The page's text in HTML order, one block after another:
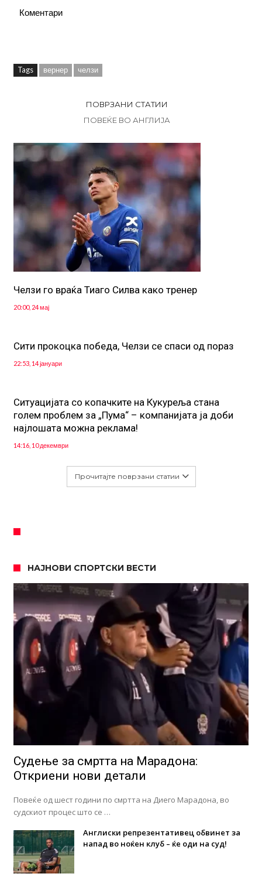
Коментари
Tags вернер челзи
ПОВРЗАНИ СТАТИИ
ПОВЕЌЕ ВО АНГЛИЈА
Челзи го враќа Тиаго Силва како тренер
20:00, 24 мај
Сити прокоцка победа, Челзи се спаси од пораз
22:53, 14 јануари
Ситуацијата со копачките на Кукуреља стана
голем проблем за „Пума“ – компанијата ја доби
најлошата можна реклама!
14:16, 10 декември
Прочитајте поврзани статии
НАЈНОВИ СПОРТСКИ ВЕСТИ
Судење за смртта на Марадона:
Откриени нови детали
Повеќе од шест години по смртта на Диего Марадона, во
судскиот процес што се …
Англиски репрезентативец обвинет за
напад во ноќен клуб – ќе оди на суд!